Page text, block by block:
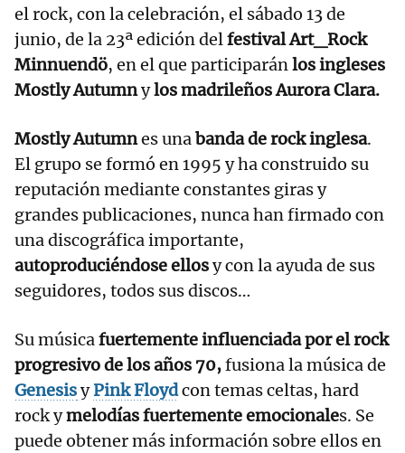
el rock, con la celebración, el sábado 13 de
junio, de la 23ª edición delfestival Art_Rock
Minnuendö, en el que participaránlos ingleses
Mostly Autumnylos madrileños Aurora Clara.
Mostly Autumnes unabanda de rock inglesa.
El grupo se formó en 1995 y ha construido su
reputación mediante constantes giras y
grandes publicaciones, nunca han firmado con
una discográfica importante,
autoproduciéndose ellosy con la ayuda de sus
seguidores, todos sus discos…
Su músicafuertemente influenciada por el rock
progresivo de los años 70,fusiona la música de
GenesisyPink Floydcon temas celtas, hard
rock ymelodías fuertemente emocionales. Se
puede obtener más información sobre ellos en